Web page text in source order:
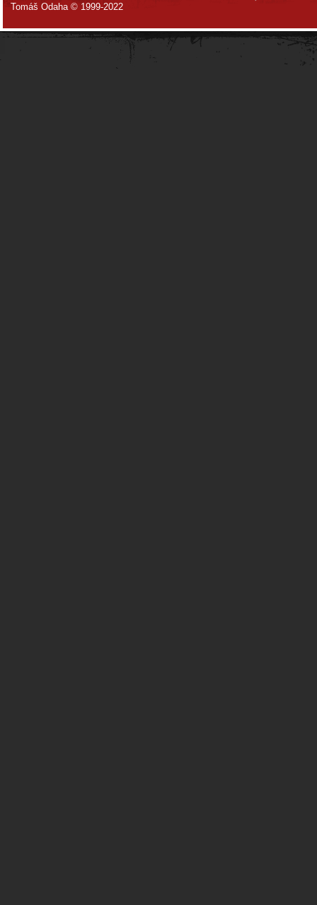
Tomáš Odaha © 1999-2022